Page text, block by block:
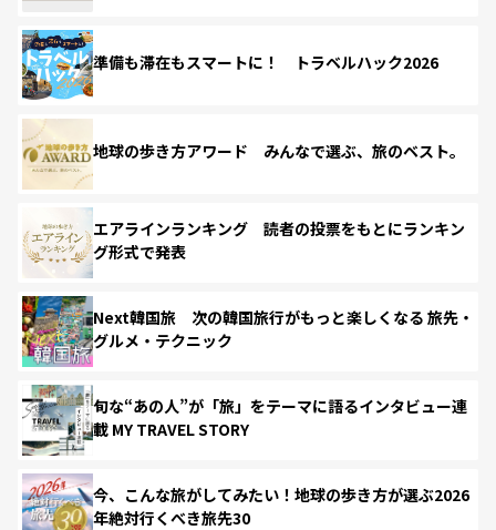
準備も滞在もスマートに！ トラベルハック2026
地球の歩き方アワード みんなで選ぶ、旅のベスト。
エアラインランキング 読者の投票をもとにランキン
グ形式で発表
Next韓国旅 次の韓国旅行がもっと楽しくなる 旅先・
グルメ・テクニック
旬な“あの人”が「旅」をテーマに語るインタビュー連
載 MY TRAVEL STORY
今、こんな旅がしてみたい！地球の歩き方が選ぶ2026
年絶対行くべき旅先30